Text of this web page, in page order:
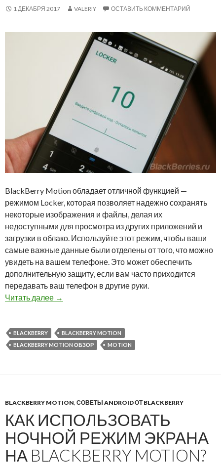
1 ДЕКАБРЯ 2017 VALERIY ОСТАВИТЬ КОММЕНТАРИЙ
BlackBerry Motion обладает отличной функцией —
режимом Locker, которая позволяет надежно сохранять
некоторые изображения и файлы, делая их
недоступными для просмотра из других приложений и
загрузки в облако. Используйте этот режим, чтобы ваши
самые важные данные были отделены от того, что можно
увидеть на вашем телефоне. Это может обеспечить
дополнительную защиту, если вам часто приходится
передавать ваш телефон в другие руки.
Читать далее Как использовать режим Locker на
→
BLACKBERRY
BLACKBERRY MOTION
BLACKBERRY MOTION ОБЗОР
MOTION
BLACKBERRY MOTION, СОВЕТЫ ANDROID ОТ BLACKBERRY
КАК ИСПОЛЬЗОВАТЬ
НОЧНОЙ РЕЖИМ ЭКРАНА
НА BLACKBERRY MOTION?